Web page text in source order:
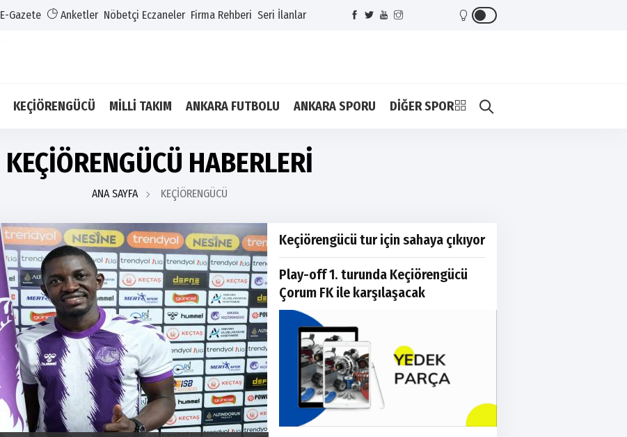
E-Gazete Anketler Nöbetçi Eczaneler Firma Rehberi Seri İlanlar
KEÇİÖRENGÜCÜ MİLLİ TAKIM ANKARA FUTBOLU ANKARA SPORU DİĞER SPOR
KEÇİÖRENGÜCÜ HABERLERİ
ANA SAYFA KEÇİÖRENGÜCÜ
1.Ligde ilk hafta programı açıklandı. Maçlar 7
Keçiörengücü tur için sahaya çıkıyor
Play-off 1. turunda Keçiörengücü
Çorum FK ile karşılaşacak